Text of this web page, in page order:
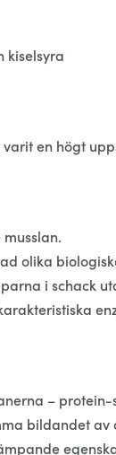
kiselsyra
en högt
olika
i schack
–
bildandet